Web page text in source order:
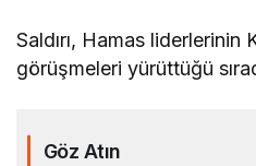
Saldırı, Hamas liderlerinin
görüşmeleri yürüttüğü
Göz Atın